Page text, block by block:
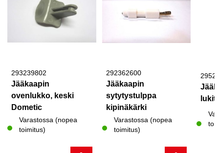
293239802
Jääkaapin
ovenlukko, keski
Dometic
Varastossa (nopea
toimitus)
292362600
Jääkaapin
sytytystulppa
kipinäkärki
Varastossa (nopea
toimitus)